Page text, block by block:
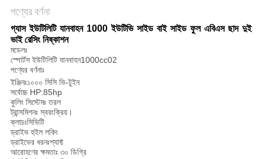
পণ্যের বর্ণনা
গ্যাস ইউটিলিটি যানবাহন 1000 ইউটিভি সাইড বাই সাইড ফুল এবিএস ছাদ দুই
ভাই রেসিং নিষ্কাশন
মডেলঃ
স্পোর্টস ইউটিলিটি যানবাহন1000cc02
পণ্যের বর্ণনাঃ
ইঞ্জিনঃ১০০০ সিসি ভি-টুইন
সর্বোচ্চ HP:85hp
কুলিং সিস্টেমঃ তরল
ট্রান্সমিশনঃ স্বয়ংক্রিয়।
ক্লাচঃসিভিটি
ড্রাইভ হুইল লকিং
ড্রাইভের ধরনঃশ্যাফ্ট
আরোহণের ক্ষমতাঃ ৩০ ডিগ্রি